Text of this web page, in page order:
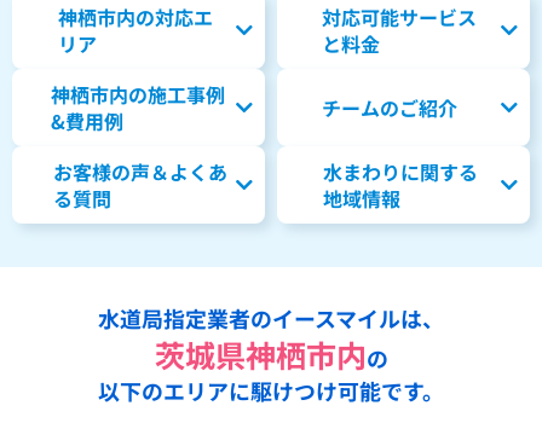
神栖市内の対応エ
リア
対応可能サービス
と料金
神栖市内の施工事例
&費用例
チームのご紹介
お客様の声＆よくあ
る質問
水まわりに関する
地域情報
水道局指定業者のイースマイルは、
茨城県神栖市内の
以下のエリアに駆けつけ可能です。